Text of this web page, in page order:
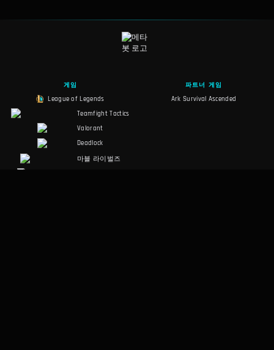
게임
League of Legends
Teamfight Tactics
Valorant
Deadlock
마블 라이벌즈
파트너 게임
Ark Survival Ascended